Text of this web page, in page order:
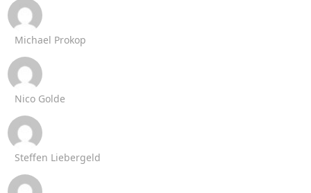
Michael Prokop
Nico Golde
Steffen Liebergeld